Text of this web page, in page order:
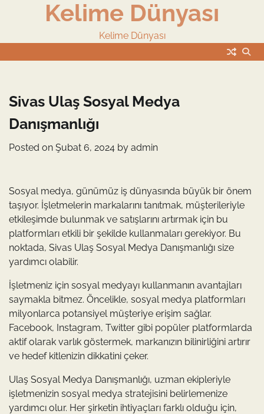
Kelime Dünyası
Kelime Dünyası
Sivas Ulaş Sosyal Medya
Danışmanlığı
Posted on Şubat 6, 2024 by admin
Sosyal medya, günümüz iş dünyasında büyük bir önem
taşıyor. İşletmelerin markalarını tanıtmak, müşterileriyle
etkileşimde bulunmak ve satışlarını artırmak için bu
platformları etkili bir şekilde kullanmaları gerekiyor. Bu
noktada, Sivas Ulaş Sosyal Medya Danışmanlığı size
yardımcı olabilir.
İşletmeniz için sosyal medyayı kullanmanın avantajları
saymakla bitmez. Öncelikle, sosyal medya platformları
milyonlarca potansiyel müşteriye erişim sağlar.
Facebook, Instagram, Twitter gibi popüler platformlarda
aktif olarak varlık göstermek, markanızın bilinirliğini artırır
ve hedef kitlenizin dikkatini çeker.
Ulaş Sosyal Medya Danışmanlığı, uzman ekipleriyle
işletmenizin sosyal medya stratejisini belirlemenize
yardımcı olur. Her şirketin ihtiyaçları farklı olduğu için,